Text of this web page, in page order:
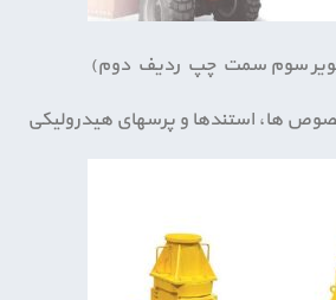
سوم سمت چپ ردیف دوم)
ها، استندها و پرس­های هیدرولیکی